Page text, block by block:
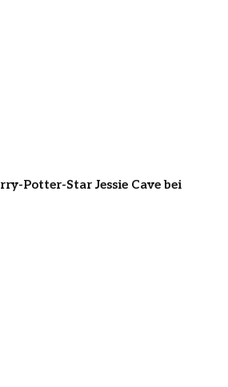
Potter-Star Jessie Cave bei